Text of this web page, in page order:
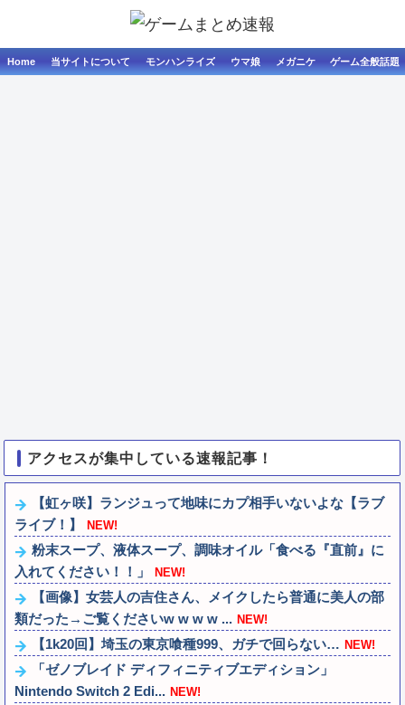
Home 当サイトについて モンハンライズ ウマ娘 メガニケ ゲーム全般話題
アクセスが集中している速報記事！
【虹ヶ咲】ランジュって地味にカプ相手いないよな【ラブ
ライブ！】
NEW!
粉末スープ、液体スープ、調味オイル「食べる『直前』に
入れてください！！」
NEW!
【画像】女芸人の吉住さん、メイクしたら普通に美人の部
類だった→ご覧くださいw w w w ... NEW!
【1k20回】埼玉の東京喰種999、ガチで回らない… NEW!
「ゼノブレイド ディフィニティブエディション」
Nintendo Switch 2 Edi... NEW!